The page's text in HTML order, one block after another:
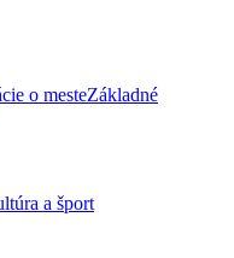
Základné
a šport